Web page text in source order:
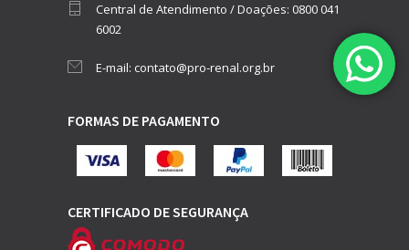
Central de Atendimento / Doações: 0800 041
6002
E-mail: contato@pro-renal.org.br
FORMAS DE PAGAMENTO
CERTIFICADO DE SEGURANÇA